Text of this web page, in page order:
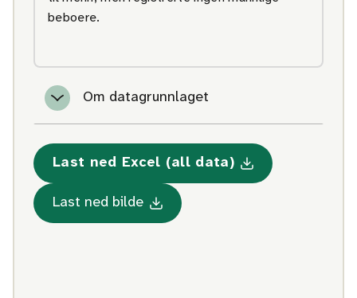
beboere.
Om datagrunnlaget
Last ned Excel (all data)Med statistikk om Menn
Last ned bildeMed statistikk om Menn som